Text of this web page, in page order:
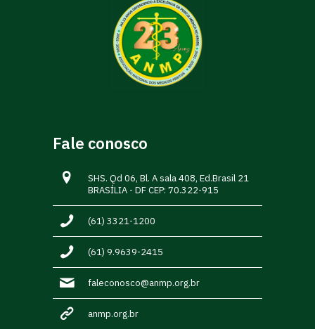
Fale conosco
SHS. Qd 06, Bl. A sala 408, Ed.Brasil 21
BRASÍLIA - DF CEP: 70.322-915
(61) 3321-1200
(61) 9.9639-2415
faleconosco@anmp.org.br
anmp.org.br